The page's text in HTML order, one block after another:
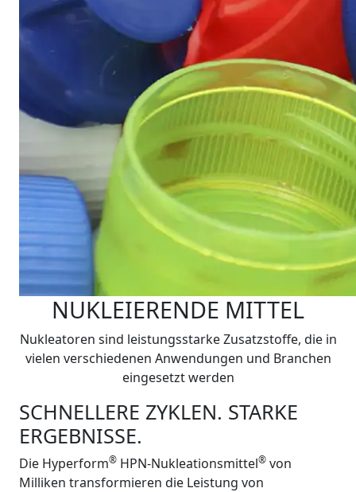
NUKLEIERENDE MITTEL
Nukleatoren sind leistungsstarke Zusatzstoffe, die in
vielen verschiedenen Anwendungen und Branchen
eingesetzt werden
SCHNELLERE ZYKLEN. STARKE
ERGEBNISSE.
Die Hyperform® HPN-Nukleationsmittel® von
Milliken transformieren die Leistung von